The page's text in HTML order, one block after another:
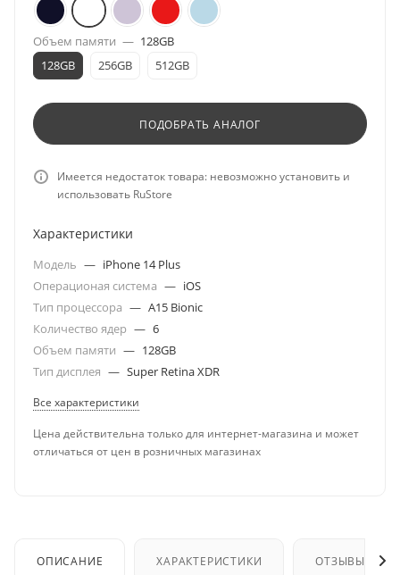
Объем памяти — 128GB
128GB
256GB 512GB
ПОДОБРАТЬ АНАЛОГ
Имеется недостаток товара: невозможно установить и
использовать RuStore
Характеристики
Модель — iPhone 14 Plus
Операционая система — iOS
Тип процессора — A15 Bionic
Количество ядер — 6
Объем памяти — 128GB
Тип дисплея — Super Retina XDR
Все характеристики
Цена действительна только для интернет-магазина и может
отличаться от цен в розничных магазинах
ОПИСАНИЕ ХАРАКТЕРИСТИКИ ОТЗЫВЫ